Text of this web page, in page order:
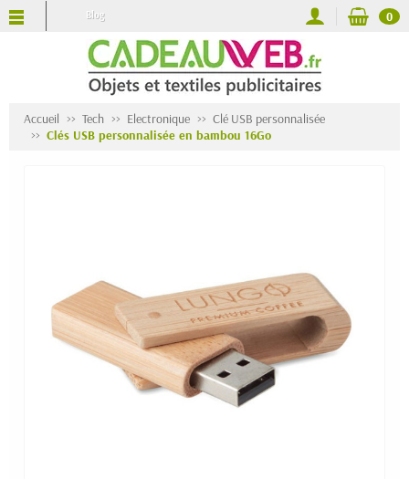
Blog 0
Accueil Tech Electronique
Clé USB personnalisée
Clés USB personnalisée en bambou 16Go